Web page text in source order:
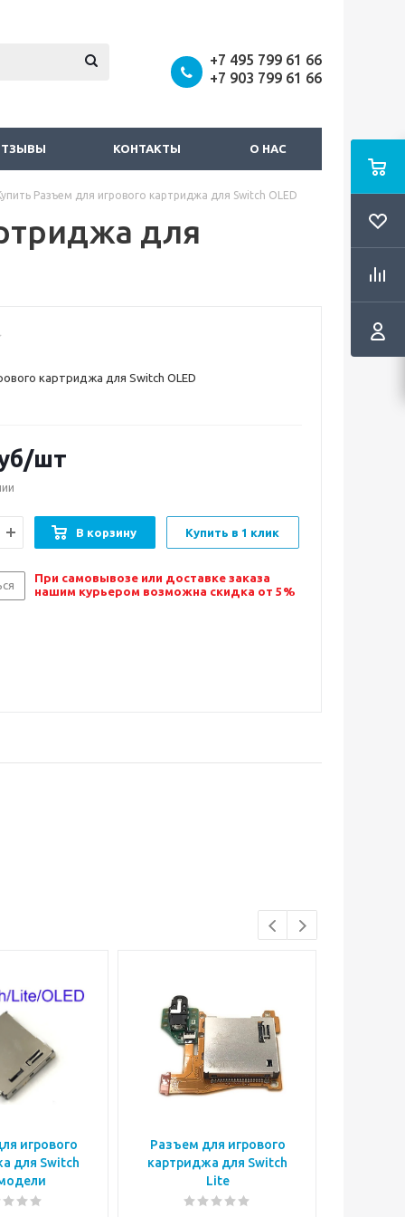
+7 495 799 61 66
+7 903 799 61 66
КОНТАКТЫ О НАС
Разъем для игрового картриджа для Switch OLED
для
картриджа для Switch OLED
шт
В корзину Купить в 1 клик
При самовывозе или доставке заказа
нашим курьером возможна скидка от 5%
игрового
для Switch
Разъем для игрового
картриджа для Switch
Lite